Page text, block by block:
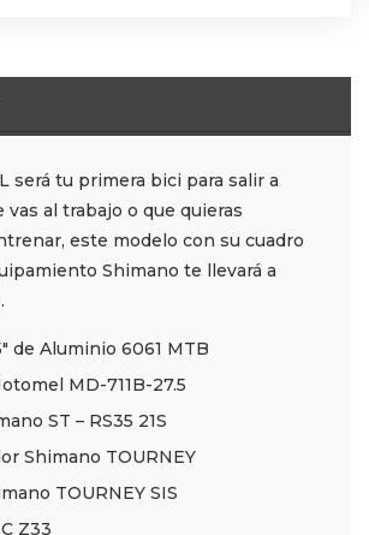
será tu primera bici para salir a
vas al trabajo o que quieras
este modelo con su cuadro
Shimano te llevará a
de Aluminio 6061 MTB
MD-711B-27.5
ST – RS35 21S
Shimano TOURNEY
TOURNEY SIS
Z33